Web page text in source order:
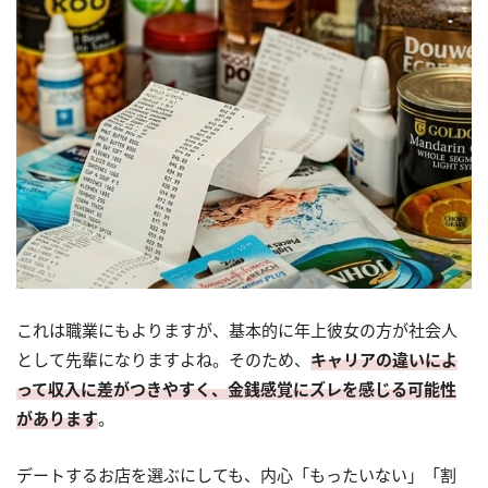
これは職業にもよりますが、基本的に年上彼女の方が社会人
として先輩になりますよね。そのため、 キャリアの違いによ
って収入に差がつきやすく、金銭感覚にズレを感じる可能性
があります。
デートするお店を選ぶにしても、内心「もったいない」「割